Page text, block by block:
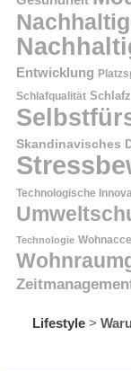
Entwicklung
Schlafqualität
Skandinavisches
Technologische
Technologie
Lifestyle >